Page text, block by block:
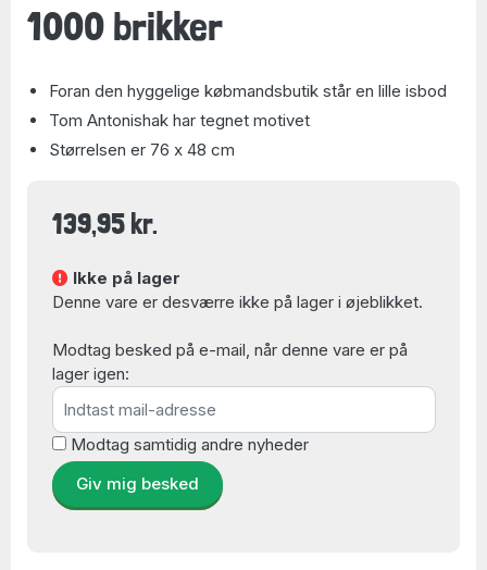
1000 brikker
Foran den hyggelige købmandsbutik står en lille isbod
Tom Antonishak har tegnet motivet
Størrelsen er 76 x 48 cm
139,95 kr.
Ikke på lager
Denne vare er desværre ikke på lager i øjeblikket.
Modtag besked på e-mail, når denne vare er på
lager igen:
Modtag samtidig andre nyheder
Giv mig besked